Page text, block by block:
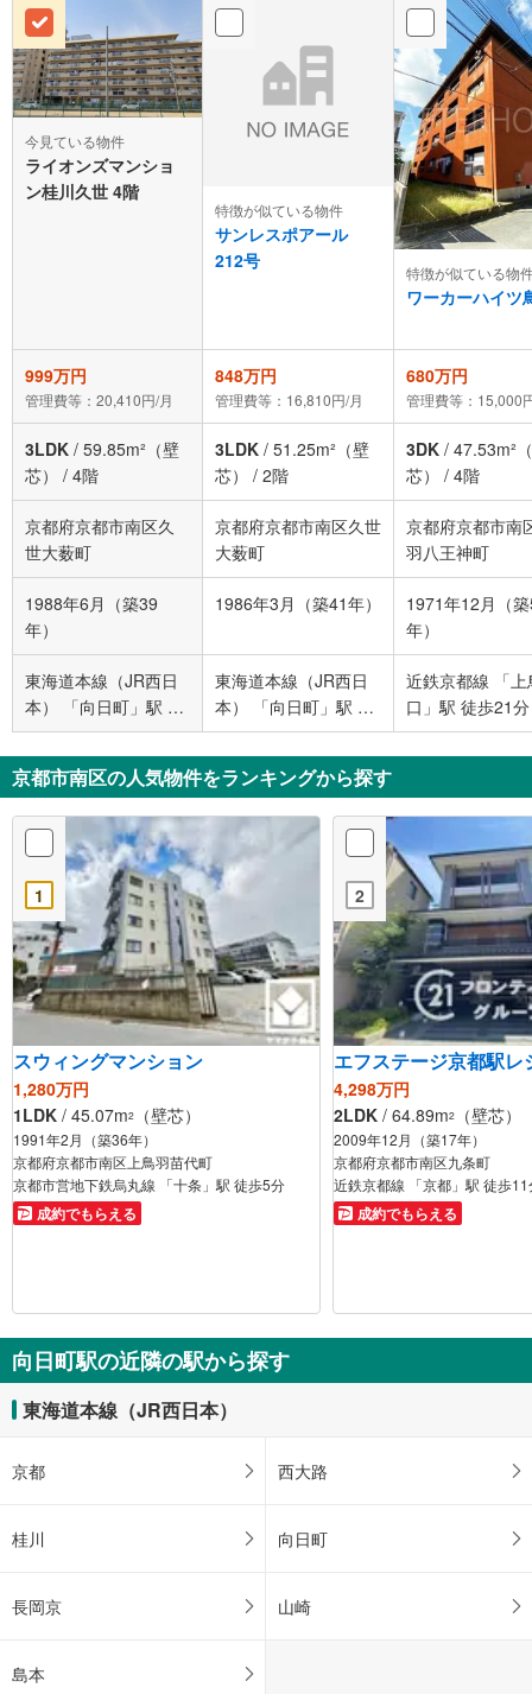
今見ている物件
ライオンズマンショ
ン桂川久世 4階
特徴が似ている物件
サンレスポアール
212号
特徴が似ている物
ワーカーハイツ
999万円
管理費等：20,410円/月
848万円
管理費等：16,810円/月
680万円
管理費等：15,000
3LDK / 59.85m²（壁
芯）
/ 4階
3LDK / 51.25m²（壁
芯）
/ 2階
3DK / 47.53m²
芯）
/ 4階
京都府京都市南区久
世大薮町
京都府京都市南区久世
大薮町
京都府京都市南
羽八王神町
1988年6月（築39
年）
1986年3月（築41年）
1971年12月（
年）
東海道本線（JR西日
本） 「向日町」駅 徒
歩18分
東海道本線（JR西日
本） 「向日町」駅 徒
歩25分
近鉄京都線 「上
口」駅 徒歩21分
京都市南区の人気物件をランキングから探す
1
スウィングマンション
1,280万円
1LDK / 45.07m2 （壁芯）
1991年2月（築36年）
京都府京都市南区上鳥羽苗代町
京都市営地下鉄烏丸線 「十条」駅 徒歩5分
成約でもらえる
2
エフステージ京都駅レ
4,298万円
2LDK / 64.89m2 （壁芯）
2009年12月（築17年）
京都府京都市南区九条町
近鉄京都線 「京都」駅 徒歩11
成約でもらえる
向日町駅の近隣の駅から探す
東海道本線（JR西日本）
京都 西大路
桂川 向日町
長岡京 山崎
島本